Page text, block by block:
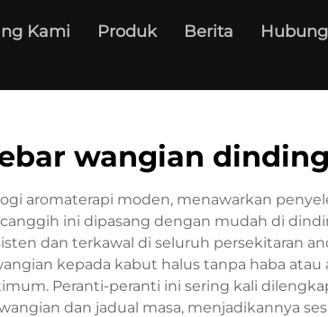
Kami Produk Berita
wangian dinding
aromaterapi moden, menawarkan
ini dipasang dengan mudah di
dan terkawal di seluruh persekitaran
kepada kabut halus tanpa haba atau
Peranti-peranti ini sering kali
dan jadual masa, menjadikannya